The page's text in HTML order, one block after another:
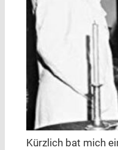
Kürzlich bat mich